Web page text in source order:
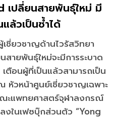
เปลี่ยนสายพันธุ์ใหม่ มี
แล้วเป็นซ้ำได้
ชี่ยวชาญด้านไวรัสวิทยา
สายพันธุ์ใหม่จะมีการระบาด
ตือนผู้ที่เป็นแล้วสามารถเป็น
หัวหน้าศูนย์เชี่ยวชาญเฉพาะ
ะแพทยศาสตร์จุฬาลงกรณ์
ในเฟซบุ๊กส่วนตัว “Yong